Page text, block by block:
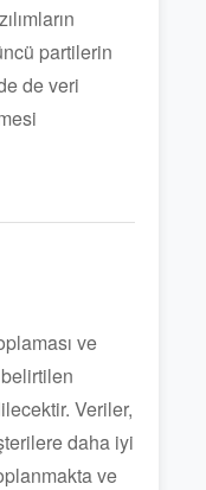
partilerin
de veri
ve
Veriler,
daha iyi
ve